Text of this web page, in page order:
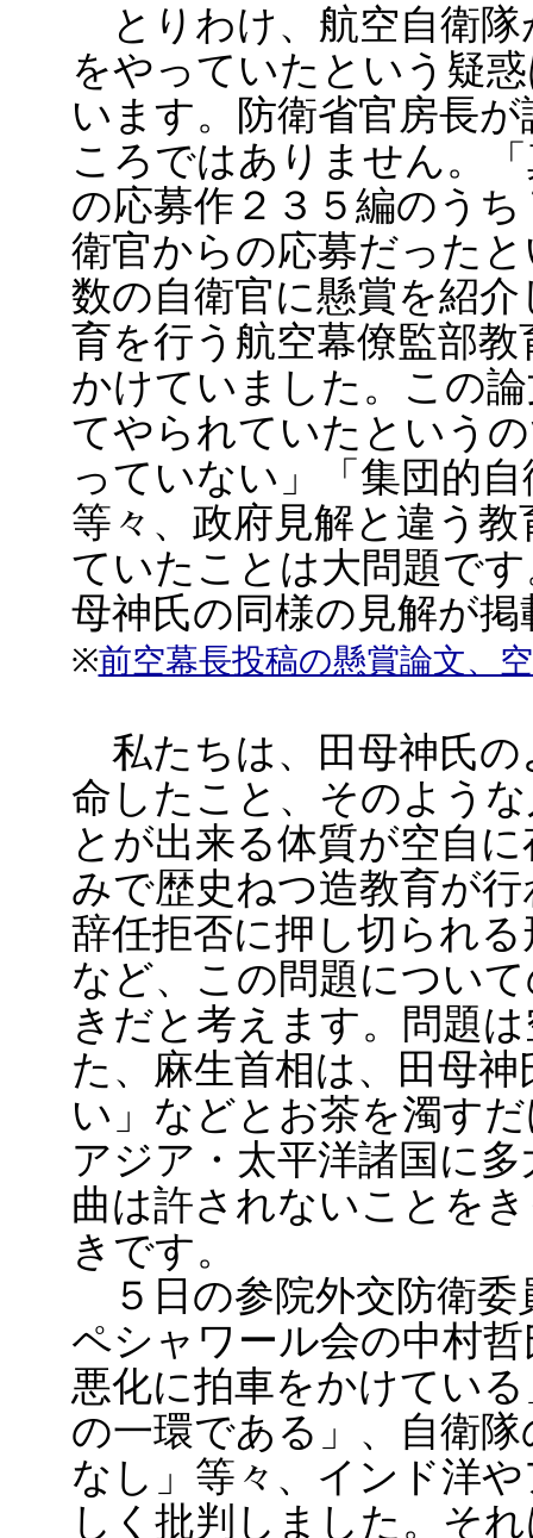
とりわけ、航空自衛隊
をやっていたという疑
います。防衛省官房長
ころではありません。
の応募作２３５編のう
衛官からの応募だった
数の自衛官に懸賞を紹
育を行う航空幕僚監部
かけていました。この
てやられていたという
っていない」「集団的
等々、政府見解と違う
ていたことは大問題で
母神氏の同様の見解が
※前空幕長投稿の懸賞論文、
私たちは、田母神氏の
命したこと、そのよう
とが出来る体質が空自
みで歴史ねつ造教育が
辞任拒否に押し切られ
など、この問題につい
きだと考えます。問題
た、麻生首相は、田母
い」などとお茶を濁す
アジア・太平洋諸国に
曲は許されないことを
きです。
５日の参院外交防衛委
ペシャワール会の中村
悪化に拍車をかけてい
の一環である」、自衛
なし」等々、インド洋
しく批判しました。そ